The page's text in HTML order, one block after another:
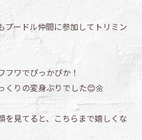
プードル仲間に参加してトリミン
フワでぴっかぴか！
くりの変身ぶりでした😊🌼
を見てると、こちらまで嬉しくな